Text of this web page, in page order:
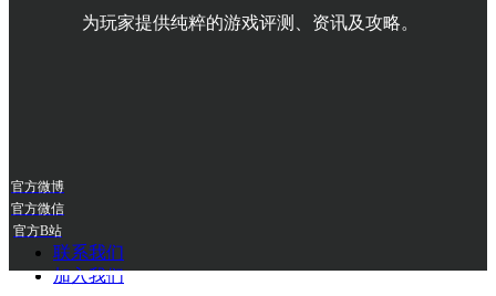
为玩家提供纯粹的游戏评测、资讯及攻略。
官方微博
官方微信
官方B站
联系我们
加入我们